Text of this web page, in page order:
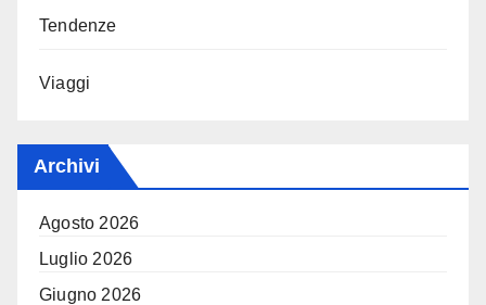
Tendenze
Viaggi
Archivi
Agosto 2026
Luglio 2026
Giugno 2026